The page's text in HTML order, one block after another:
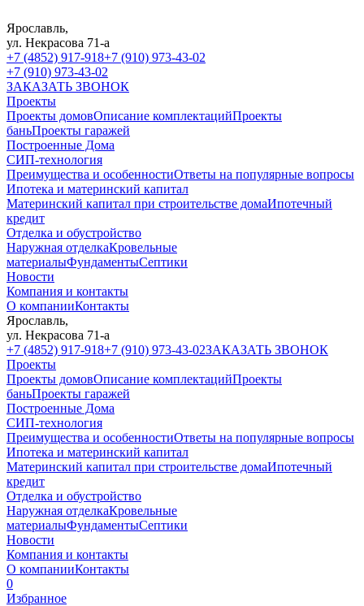
Ярославль,
ул. Некрасова 71-а
+7 (4852) 917-918+7 (910) 973-43-02
+7 (910) 973-43-02
ЗАКАЗАТЬ ЗВОНОК
Проекты
Проекты домовОписание комплектацийПроекты
баньПроекты гаражей
Построенные Дома
СИП-технология
Преимущества и особенностиОтветы на популярные вопросы
Ипотека и материнский капитал
Материнский капитал при строительстве домаИпотечный
кредит
Отделка и обустройство
Наружная отделкаКровельные
материалыФундаментыСептики
Новости
Компания и контакты
О компанииКонтакты
Ярославль,
ул. Некрасова 71-а
+7 (4852) 917-918+7 (910) 973-43-02ЗАКАЗАТЬ ЗВОНОК
Проекты
Проекты домовОписание комплектацийПроекты
баньПроекты гаражей
Построенные Дома
СИП-технология
Преимущества и особенностиОтветы на популярные вопросы
Ипотека и материнский капитал
Материнский капитал при строительстве домаИпотечный
кредит
Отделка и обустройство
Наружная отделкаКровельные
материалыФундаментыСептики
Новости
Компания и контакты
О компанииКонтакты
0
Избранное